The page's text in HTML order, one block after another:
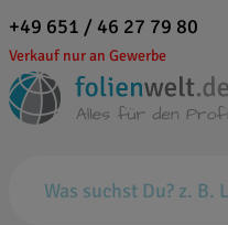
+49 651 / 46 27 79 80
Verkauf nur an Gewerbe